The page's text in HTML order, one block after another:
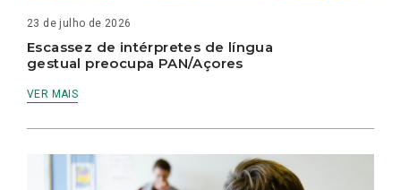
23 de julho de 2026
Escassez de intérpretes de língua
gestual preocupa PAN/Açores
VER MAIS